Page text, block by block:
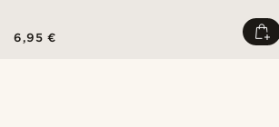
6,95 €